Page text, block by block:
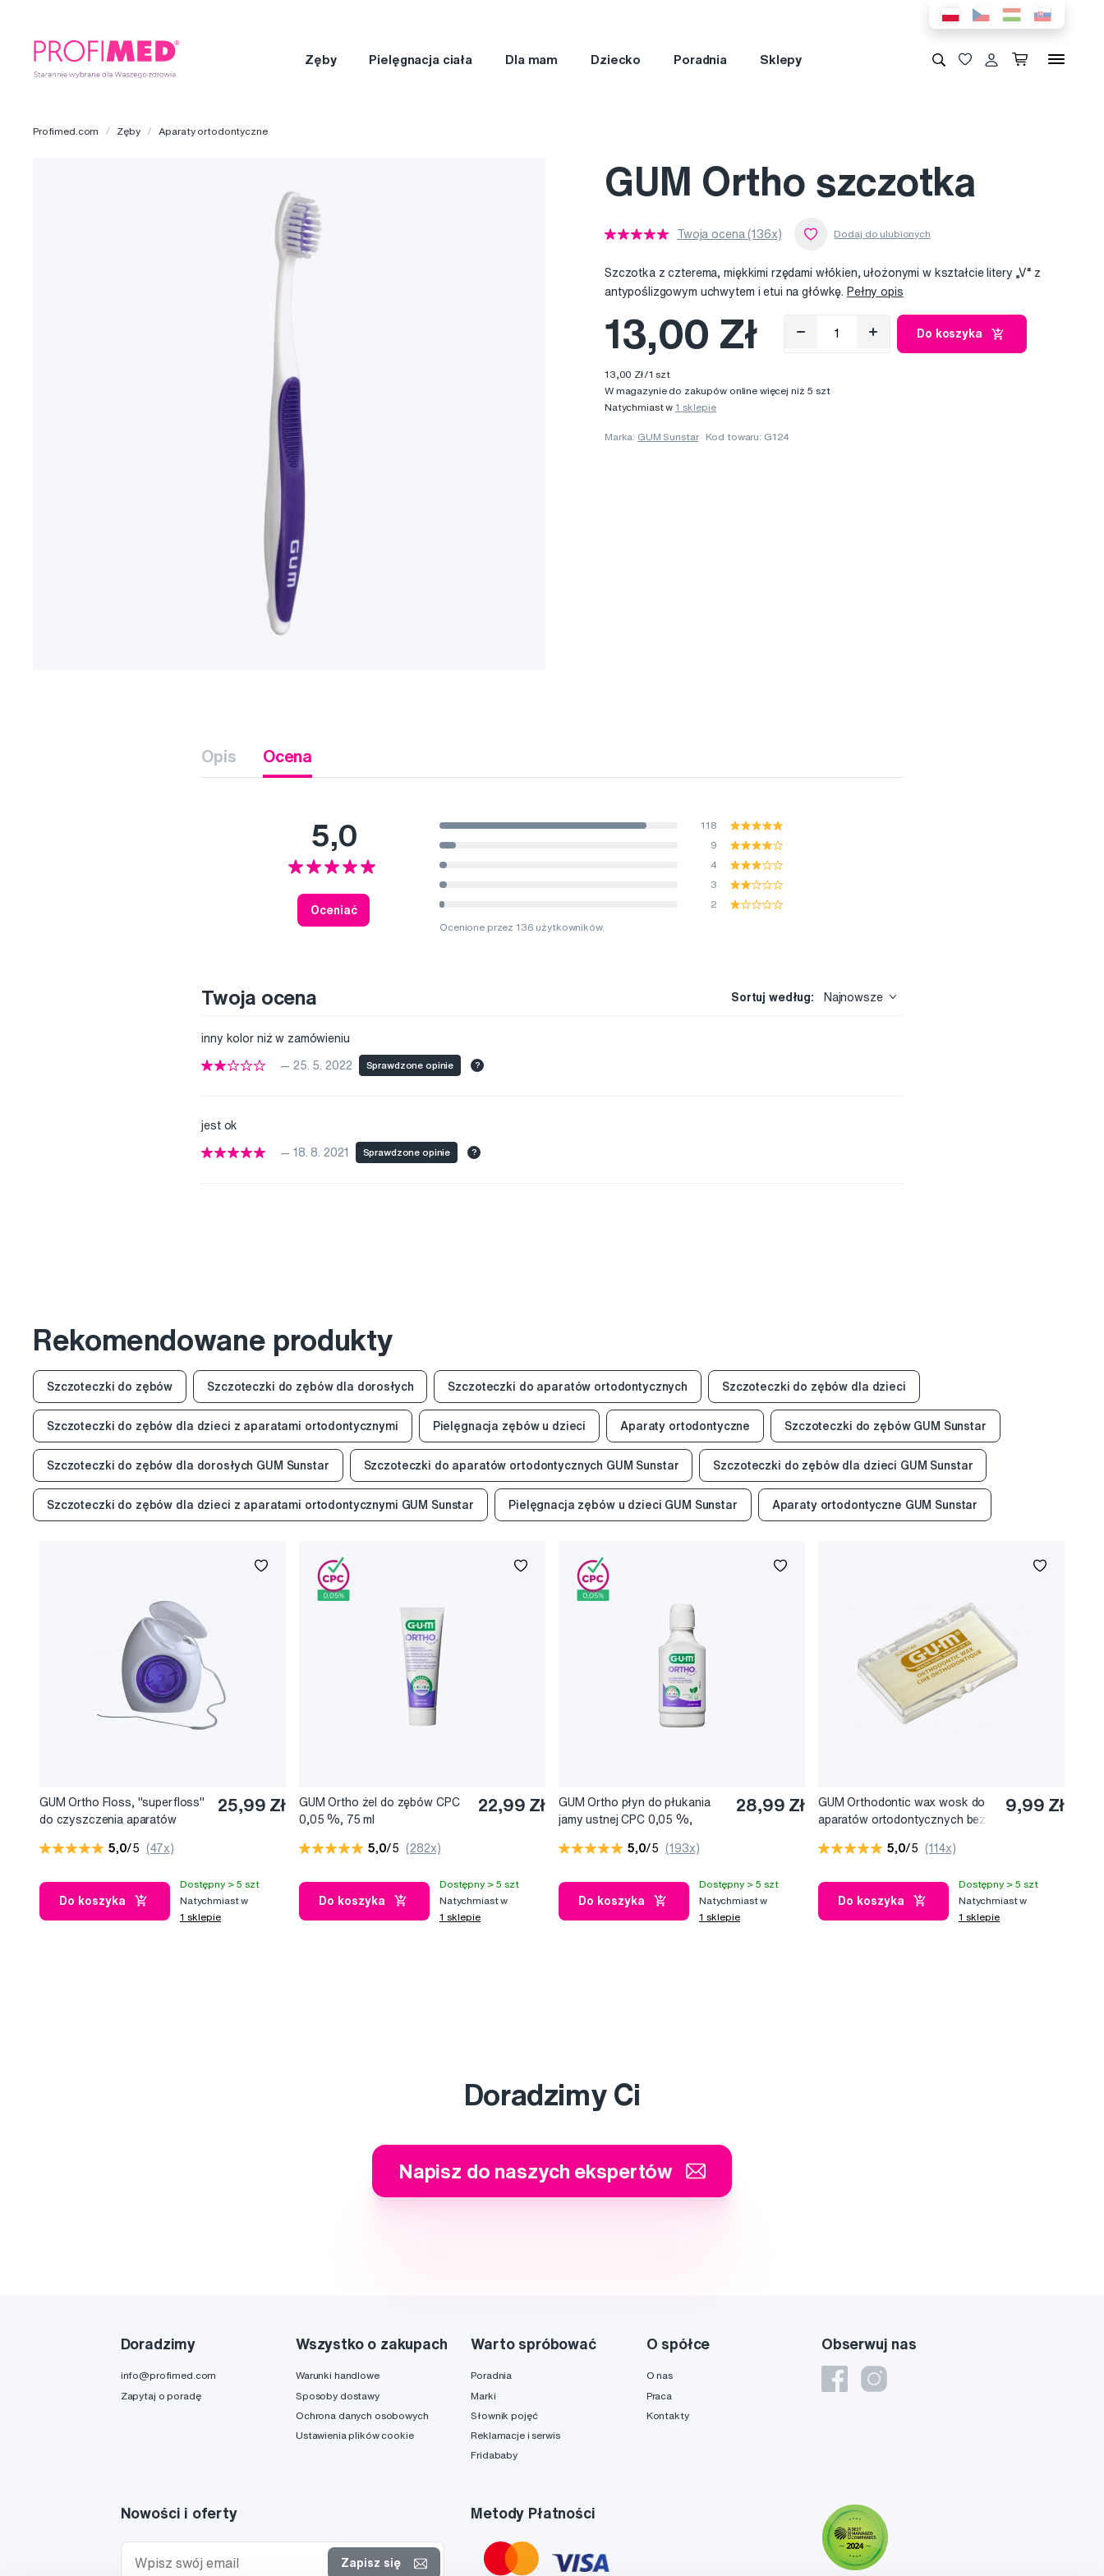
Zęby Pielęgnacja ciała Dla mam Dziecko Poradnia Sklepy
Profimed.com Zęby Aparaty ortodontyczne
GUM Ortho szczotka
Twoja ocena (136x)
Szczotka z czterema, miękkimi rzędami włókien, ułożonymi w kształcie litery „V“ z
antypoślizgowym uchwytem i etui na główkę. Pełny opis
13,00 Zł Do koszyka
13,00 Zł/1 szt
W magazynie do zakupów online więcej niż 5 szt
Natychmiast w1 sklepie
Marka: GUM Sunstar Kod towaru: G124
Opis Ocena
5,0
Oceniać
118
9
4
3
2
Ocenione przez 136 użytkowników.
Twoja ocena Sortuj według: Najnowsze
inny kolor niż w zamówieniu
— 25. 5. 2022 Sprawdzone opinie ?
jest ok
— 18. 8. 2021 Sprawdzone opinie ?
Rekomendowane produkty
Szczoteczki do zębów Szczoteczki do zębów dla dorosłych Szczoteczki do aparatów ortodontycznych Szczoteczki do zębów dla dzieci
Szczoteczki do zębów dla dzieci z aparatami ortodontycznymi Pielęgnacja zębów u dzieci Aparaty ortodontyczne Szczoteczki do zębów GUM Sunstar
Szczoteczki do zębów dla dorosłych GUM Sunstar Szczoteczki do aparatów ortodontycznych GUM Sunstar Szczoteczki do zębów dla dzieci GUM Sunstar
Szczoteczki do zębów dla dzieci z aparatami ortodontycznymi GUM Sunstar Pielęgnacja zębów u dzieci GUM Sunstar Aparaty ortodontyczne GUM Sunstar
GUM Ortho Floss, "superfloss"
do czyszczenia aparatów
szpulce
25,99 Zł
5,0/5 (47x)
Do koszyka
Dostępny > 5 szt
Natychmiast w
1 sklepie
GUM Ortho żel do zębów CPC
0,05 %, 75 ml
22,99 Zł
5,0/5 (282x)
Do koszyka
Dostępny > 5 szt
Natychmiast w
1 sklepie
GUM Ortho płyn do płukania
jamy ustnej CPC 0,05 %,
28,99 Zł
5,0/5 (193x)
Do koszyka
Dostępny > 5 szt
Natychmiast w
1 sklepie
GUM Orthodontic wax wosk do
aparatów ortodontycznych bez
9,99 Zł
5,0/5 (114x)
Do koszyka
Dostępny > 5 szt
Natychmiast w
1 sklepie
Doradzimy Ci
Napisz do naszych ekspertów
Obserwuj nas
Doradzimy
info@profimed.com
Zapytaj o poradę
Wszystko o zakupach
Warunki handlowe
Sposoby dostawy
Ochrona danych osobowych
Ustawienia plików cookie
Warto spróbować
Poradnia
Marki
Słownik pojęć
Reklamacje i serwis
Fridababy
O spółce
O nas
Praca
Kontakty
Nowości i oferty
Zapisz się
Metody Płatności